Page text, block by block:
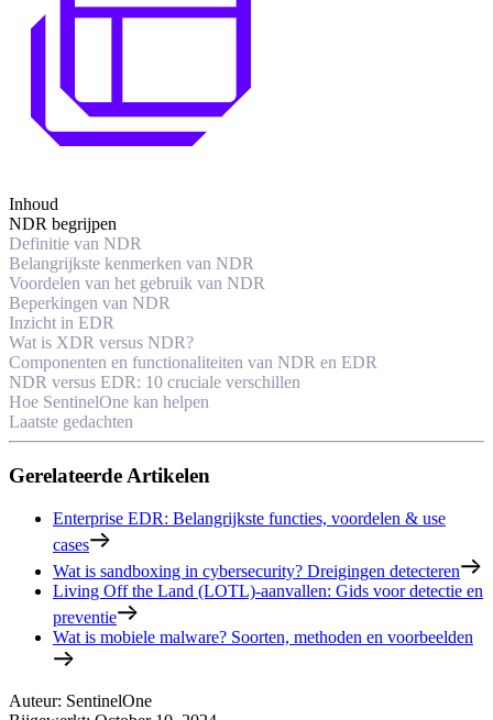
Inhoud
NDR begrijpen
Definitie van NDR
Belangrijkste kenmerken van NDR
Voordelen van het gebruik van NDR
Beperkingen van NDR
Inzicht in EDR
Wat is XDR versus NDR?
Componenten en functionaliteiten van NDR en EDR
NDR versus EDR: 10 cruciale verschillen
Hoe SentinelOne kan helpen
Laatste gedachten
Gerelateerde Artikelen
Enterprise EDR: Belangrijkste functies, voordelen & use
cases
Wat is sandboxing in cybersecurity? Dreigingen detecteren
Living Off the Land (LOTL)-aanvallen: Gids voor detectie en
preventie
Wat is mobiele malware? Soorten, methoden en voorbeelden
Auteur: SentinelOne